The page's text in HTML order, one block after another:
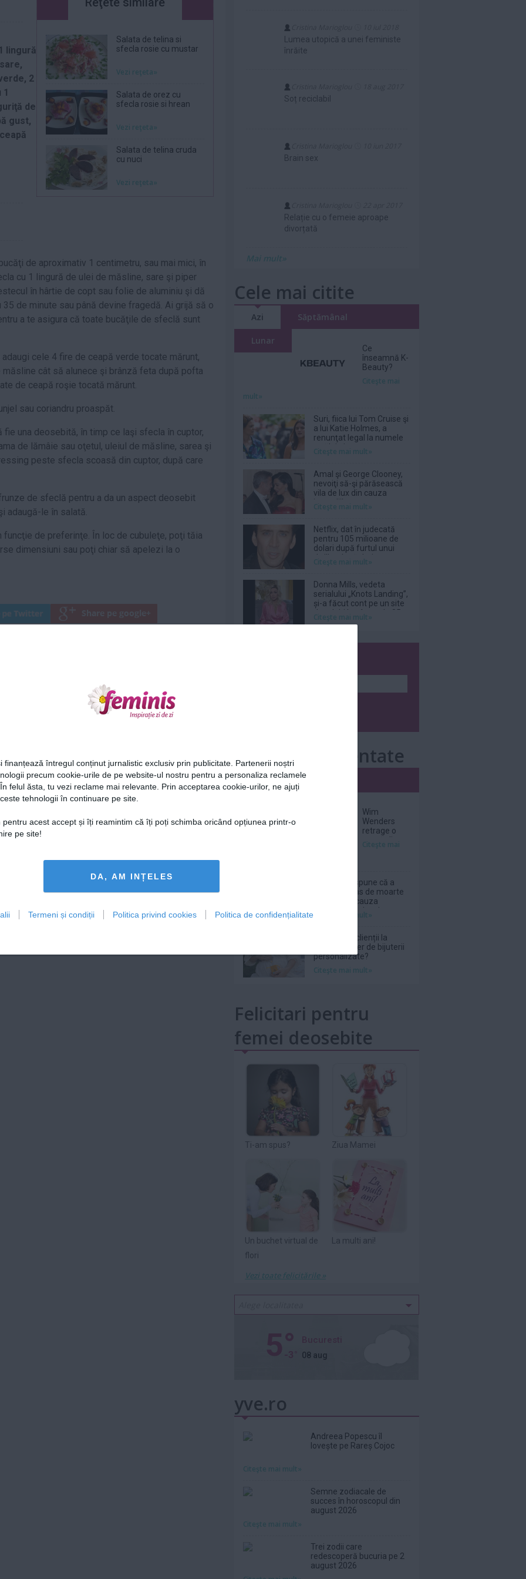
finanțează întregul conținut jurnalistic exclusiv prin publicitate. Partenerii noștri
precum cookie-urile de pe website-ul nostru pentru a personaliza reclamele
felul ăsta, tu vezi reclame mai relevante. Prin acceptarea cookie-urilor, ne ajuți
tehnologii în continuare pe site.
pentru acest accept și îți reamintim că îți poți schimba oricând opțiunea printr-o
pe site!
DA, AM INȚELES
Termeni și condiții Politica privind cookies Politica de confidențialitate
Salata de telina si
sfecla rosie cu mustar
Vezi reţeta»
Salata de orez cu
sfecla rosie si hrean
Vezi reţeta»
Salata de telina cruda
cu nuci
Vezi reţeta»
lingură
2
de
gust,
de aproximativ 1 centimetru, sau mai mici, în
cu 1 lingură de ulei de măsline, sare şi piper
în hârtie de copt sau folie de aluminiu şi dă
de minute sau până devine fragedă. Ai grijă să o
a te asigura că toate bucăţile de sfeclă sunt
cele 4 fire de ceapă verde tocate mărunt,
cât să alunece şi brânză feta după pofta
de ceapă roşie tocată mărunt.
sau coriandru proaspăt.
fie una deosebită, în timp ce laşi sfecla în cuptor,
de lămâie sau oţetul, uleiul de măsline, sarea şi
peste sfecla scoasă din cuptor, după care
de sfeclă pentru a da un aspect deosebit
adaugă-le în salată.
de preferinţe. În loc de cubuleţe, poţi tăia
dimensiuni sau poţi chiar să apelezi la o
ne si pe FACEBOOK
0
tepentru a posta un comentariu.
Lumea utopică a unei feministe
înrăite
Soț reciclabil
Brain sex
Relație cu o femeie aproape
divorțată
Mai mult»
Cele mai citite
Azi Săptămânal
Lunar
Ce
înseamnă K-
Beauty?
Citeşte mai
mult»
Suri, fiica lui Tom Cruise şi
a lui Katie Holmes, a
renunţat legal la numele
tatălui ei
Citeşte mai mult»
Amal şi George Clooney,
nevoiţi să-şi părăsească
vila de lux din cauza
incendiilor
Citeşte mai mult»
Netflix, dat în judecată
pentru 105 milioane de
dolari după furtul unui
thriller de război cu
Nicolas Cage
Citeşte mai mult»
Donna Mills, vedeta
serialului „Knots Landing”,
și-a făcut cont pe un site
de adulți la vârsta de 85
de ani
Citeşte mai mult»
Cele mai comentate
Azi Săptămânal
Wim
Wenders
retrage o
scenă dintr-
un film în
Kinski, pe
atunci
adolescentă,
apărea
topless
Citeşte mai
Phil Collins spune că a
fost la un pas de moarte
în 2024 din cauza
abuzului de alcool
Citeşte mai mult»
De ce revin clienții la
același atelier de bijuterii
personalizate?
Citeşte mai mult»
Felicitari pentru
femei deosebite
Ti-am spus? Ziua Mamei
Un buchet virtual de
flori
La multi ani!
Vezi toate felicitările »
08 aug
yve.ro
Andreea Popescu îl
lovește pe Rareș Cojoc
Citeşte mai mult»
Semne zodiacale de
succes în horoscopul din
august 2026
Citeşte mai mult»
Trei zodii care
redescoperă bucuria pe 2
august 2026